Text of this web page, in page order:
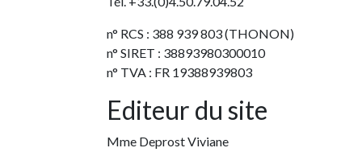
n° RCS : 388 939 803 (THONON)
n° SIRET : 38893980300010
n° TVA : FR 19388939803
Editeur du site
Mme Deprost Viviane